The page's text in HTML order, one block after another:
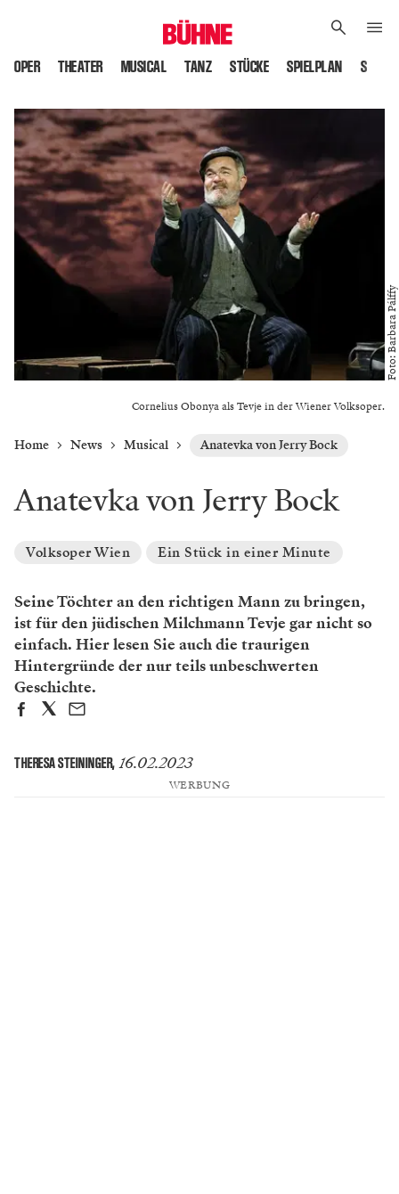
OPER THEATER MUSICAL TANZ STÜCKE SPIELPLAN
Cornelius Obonya als Tevje in der Wiener Volksoper.
Foto: Barbara Pálffy
Home News Musical Anatevka von Jerry Bock
Anatevka von Jerry Bock
Volksoper Wien Ein Stück in einer Minute
Seine Töchter an den richtigen Mann zu bringen,
ist für den jüdischen Milchmann Tevje gar nicht so
einfach. Hier lesen Sie auch die traurigen
Hintergründe der nur teils unbeschwerten
Geschichte.
THERESA STEININGER, 16.02.2023
WERBUNG